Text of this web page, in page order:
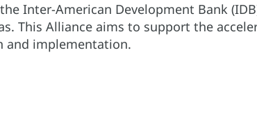
Inter-American Development Bank
This Alliance aims to support the
and implementation.